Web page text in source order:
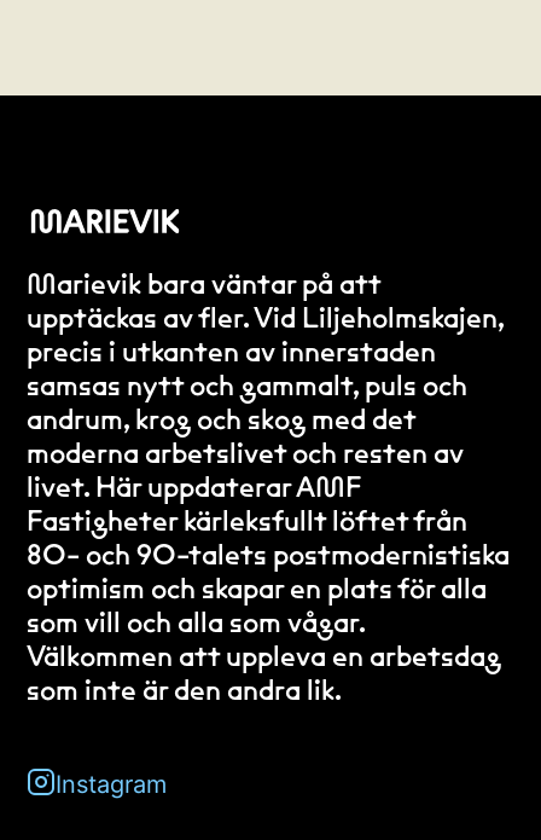
Marievik bara väntar på att
upptäckas av fler. Vid Liljeholmskajen,
precis i utkanten av innerstaden
samsas nytt och gammalt, puls och
andrum, krog och skog med det
moderna arbetslivet och resten av
livet. Här uppdaterar AMF
Fastigheter kärleksfullt löftet från
80- och 90-talets postmodernistiska
optimism och skapar en plats för alla
som vill och alla som vågar.
Välkommen att uppleva en arbetsdag
som inte är den andra lik.
Instagram